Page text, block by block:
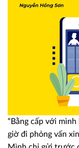
“Bằng cấp với
giờ đi phỏng vấn